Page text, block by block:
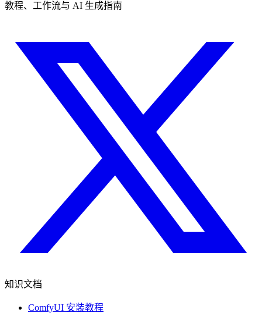
教程、工作流与 AI 生成指南
知识文档
ComfyUI 安装教程